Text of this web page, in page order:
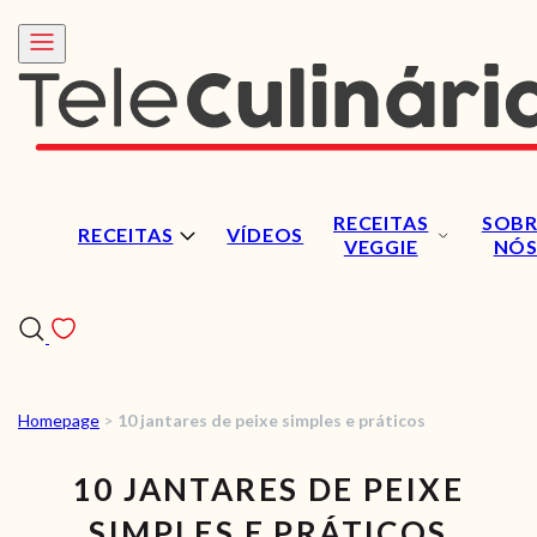
RECEITAS VÍDEOS
RECEITAS
VEGGIE
NÓS
RECEITAS
VÍDEOS
Homepage > 10 jantares de peixe simples e práticos
10 JANTARES DE PEIXE